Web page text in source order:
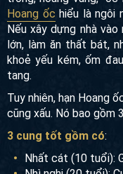
Dịch theo nghĩa Hán
trống, hoang vắng,
Hoang ốchiểu là ngôi
Nếu xây dựng nhà
hạn lớn, làm ăn thất
sức khoẻ yếu kém,
có tang.
Tuy nhiên, hạn
nào cũng xấu. Nó bao
3 cung tốt gồm có: